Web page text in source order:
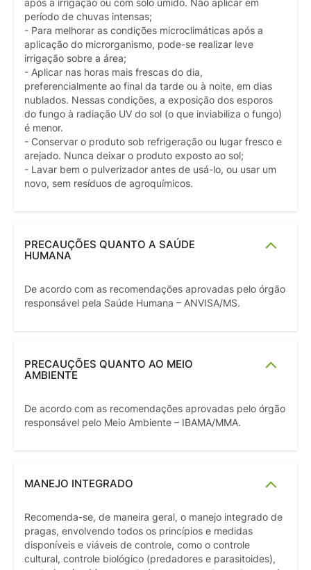
após a irrigação ou com solo úmido. Não aplicar em
período de chuvas intensas;
- Para melhorar as condições microclimáticas após a
aplicação do microrganismo, pode-se realizar leve
irrigação sobre a área;
- Aplicar nas horas mais frescas do dia,
preferencialmente ao final da tarde ou à noite, em dias
nublados. Nessas condições, a exposição dos esporos
do fungo à radiação UV do sol (o que inviabiliza o fungo)
é menor.
- Conservar o produto sob refrigeração ou lugar fresco e
arejado. Nunca deixar o produto exposto ao sol;
- Lavar bem o pulverizador antes de usá-lo, ou usar um
novo, sem resíduos de agroquímicos.
PRECAUÇÕES QUANTO A SAÚDE
HUMANA
De acordo com as recomendações aprovadas pelo órgão
responsável pela Saúde Humana – ANVISA/MS.
PRECAUÇÕES QUANTO AO MEIO
AMBIENTE
De acordo com as recomendações aprovadas pelo órgão
responsável pelo Meio Ambiente – IBAMA/MMA.
MANEJO INTEGRADO
Recomenda-se, de maneira geral, o manejo integrado de
pragas, envolvendo todos os princípios e medidas
disponíveis e viáveis de controle, como o controle
cultural, controle biológico (predadores e parasitoides),